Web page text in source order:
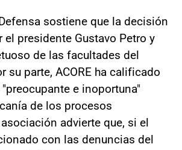
sostiene que la decisión
el presidente Gustavo Petro y
de las facultades del
su parte, ACORE ha calificado
e inoportuna"
de los procesos
advierte que, si el
con las denuncias del